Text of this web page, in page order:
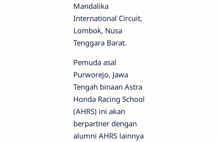
Mandalika
International Circuit,
Lombok, Nusa
Tenggara Barat.
Pemuda asal
Purworejo, Jawa
Tengah binaan Astra
Honda Racing School
(AHRS) ini akan
berpartner dengan
alumni AHRS lainnya